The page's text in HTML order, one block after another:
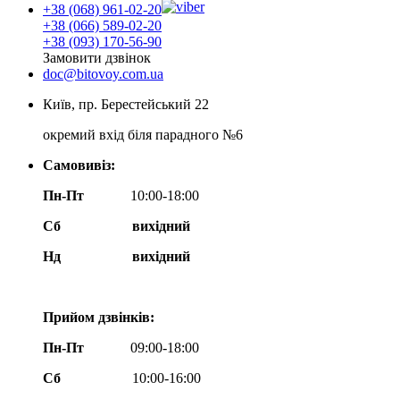
+38 (068) 961-02-20
+38 (066) 589-02-20
+38 (093) 170-56-90
Замовити дзвінок
doc@bitovoy.com.ua
Київ, пр. Берестейський 22
окремий вхід біля парадного №6
Самовивіз:
Пн-Пт
10:00-18:00
Сб
вихідний
Нд
вихідний
Прийом дзвінків:
Пн-Пт
09:00-18:00
Сб
10:00-16:00